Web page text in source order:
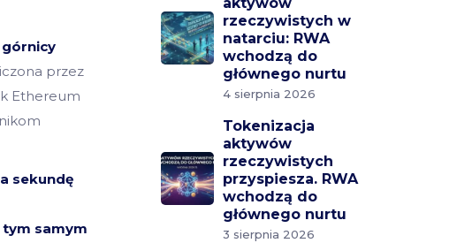
górnicy
przez
Ethereum
sekundę
tym samym
rzeczywistych w
natarciu: RWA
wchodzą do
głównego nurtu
4 sierpnia 2026
Tokenizacja
aktywów
rzeczywistych
przyspiesza. RWA
wchodzą do
głównego nurtu
3 sierpnia 2026